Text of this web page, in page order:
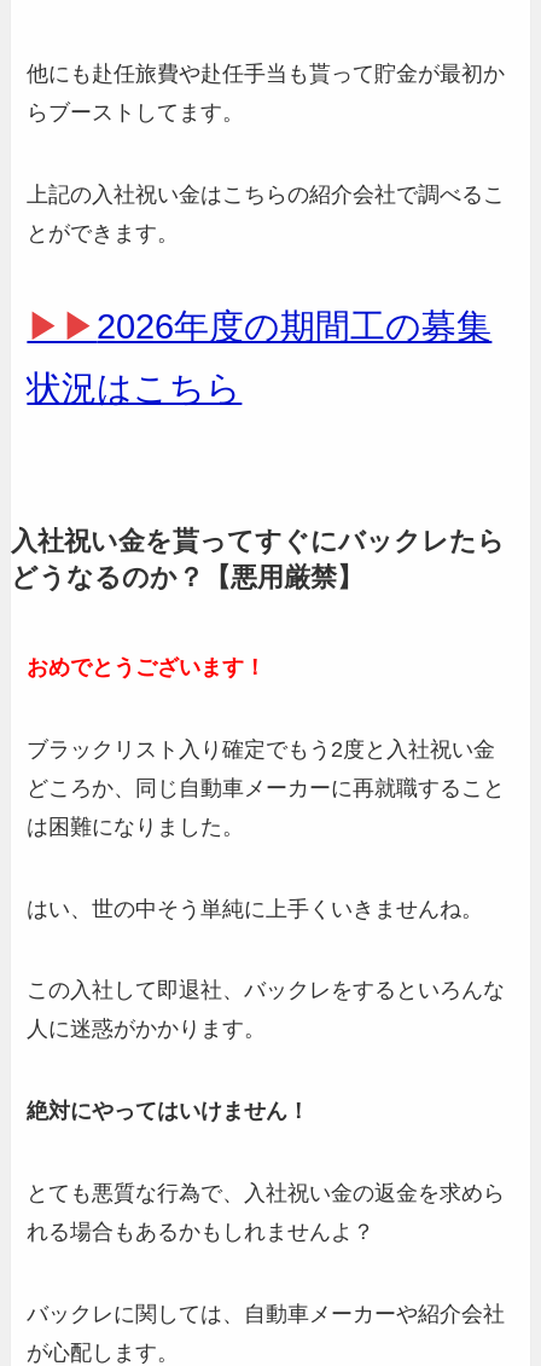
他にも赴任旅費や赴任手当も貰って貯金が最初か
らブーストしてます。
上記の入社祝い金はこちらの紹介会社で調べるこ
とができます。
▶▶2026年度の期間工の募集
状況はこちら
入社祝い金を貰ってすぐにバックレたら
どうなるのか？【悪用厳禁】
おめでとうございます！
ブラックリスト入り確定でもう2度と入社祝い金
どころか、同じ自動車メーカーに再就職すること
は困難になりました。
はい、世の中そう単純に上手くいきませんね。
この入社して即退社、バックレをするといろんな
人に迷惑がかかります。
絶対にやってはいけません！
とても悪質な行為で、入社祝い金の返金を求めら
れる場合もあるかもしれませんよ？
バックレに関しては、自動車メーカーや紹介会社
が心配します。